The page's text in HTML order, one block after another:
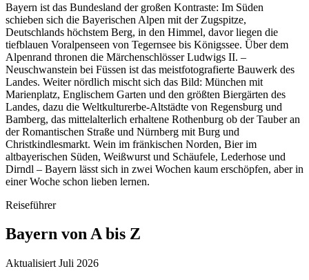
Bayern ist das Bundesland der großen Kontraste: Im Süden
schieben sich die Bayerischen Alpen mit der Zugspitze,
Deutschlands höchstem Berg, in den Himmel, davor liegen die
tiefblauen Voralpenseen von Tegernsee bis Königssee. Über dem
Alpenrand thronen die Märchenschlösser Ludwigs II. –
Neuschwanstein bei Füssen ist das meistfotografierte Bauwerk des
Landes. Weiter nördlich mischt sich das Bild: München mit
Marienplatz, Englischem Garten und den größten Biergärten des
Landes, dazu die Weltkulturerbe-Altstädte von Regensburg und
Bamberg, das mittelalterlich erhaltene Rothenburg ob der Tauber an
der Romantischen Straße und Nürnberg mit Burg und
Christkindlesmarkt. Wein im fränkischen Norden, Bier im
altbayerischen Süden, Weißwurst und Schäufele, Lederhose und
Dirndl – Bayern lässt sich in zwei Wochen kaum erschöpfen, aber in
einer Woche schon lieben lernen.
Reiseführer
Bayern von A bis Z
Aktualisiert Juli 2026